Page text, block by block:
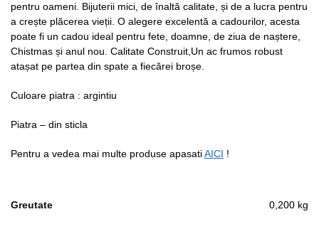
pentru oameni. Bijuterii mici, de înaltă calitate, și de a lucra pentru
a crește plăcerea vieții. O alegere excelentă a cadourilor, acesta
poate fi un cadou ideal pentru fete, doamne, de ziua de naștere,
Chistmas și anul nou. Calitate Construit,Un ac frumos robust
atașat pe partea din spate a fiecărei broșe.
Culoare piatra : argintiu
Piatra – din sticla
Pentru a vedea mai multe produse apasatiAICI !
Greutate 0,200 kg